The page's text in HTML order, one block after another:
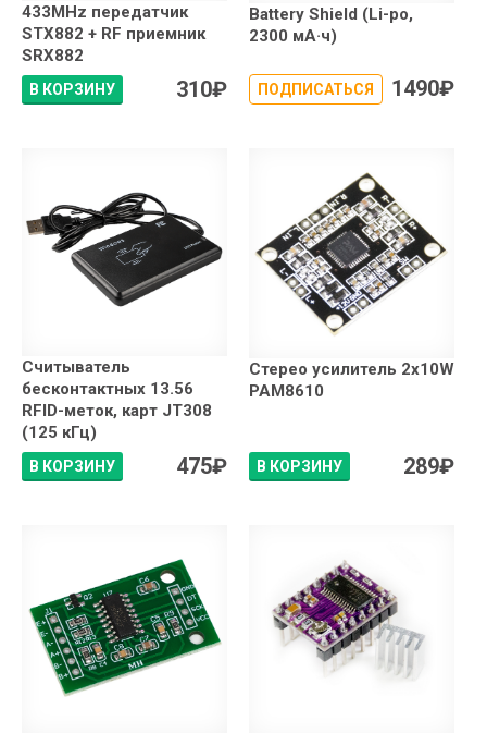
433MHz передатчик
STX882 + RF приемник
SRX882
В КОРЗИНУ 310₽
Battery Shield (Li-po,
2300 мА·ч)
ПОДПИСАТЬСЯ 1490₽
Считыватель
бесконтактных 13.56
RFID-меток, карт JT308
(125 кГц)
В КОРЗИНУ 475₽
Стерео усилитель 2x10W
PAM8610
В КОРЗИНУ 289₽